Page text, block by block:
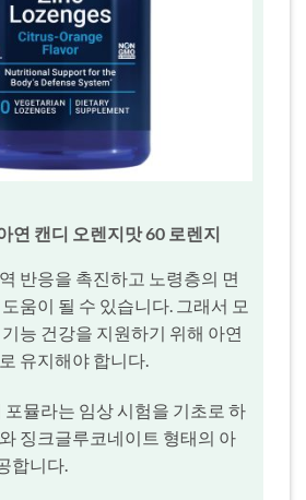
연 캔디 오렌지맛 60 로렌지
반응을 촉진하고 노령층의 면
움이 될 수 있습니다. 그래서 모
능 건강을 지원하기 위해 아연
유지해야 합니다.
포뮬라는 임상 시험을 기초로 하
징크글루코네이트 형태의 아
합니다.